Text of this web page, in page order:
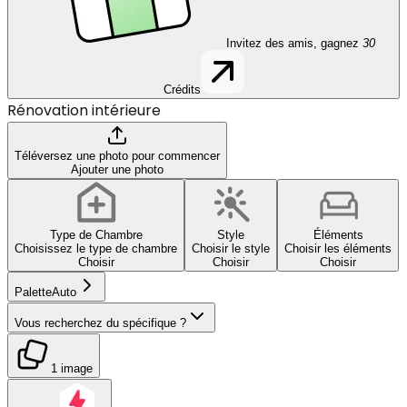
Invitez des amis, gagnez 30
Crédits
Rénovation intérieure
Téléversez une photo pour commencer
Ajouter une photo
Type de Chambre
Choisissez le type de chambre
Choisir
Style
Choisir le style
Choisir
Éléments
Choisir les éléments
Choisir
PaletteAuto
Vous recherchez du spécifique ?
1 image